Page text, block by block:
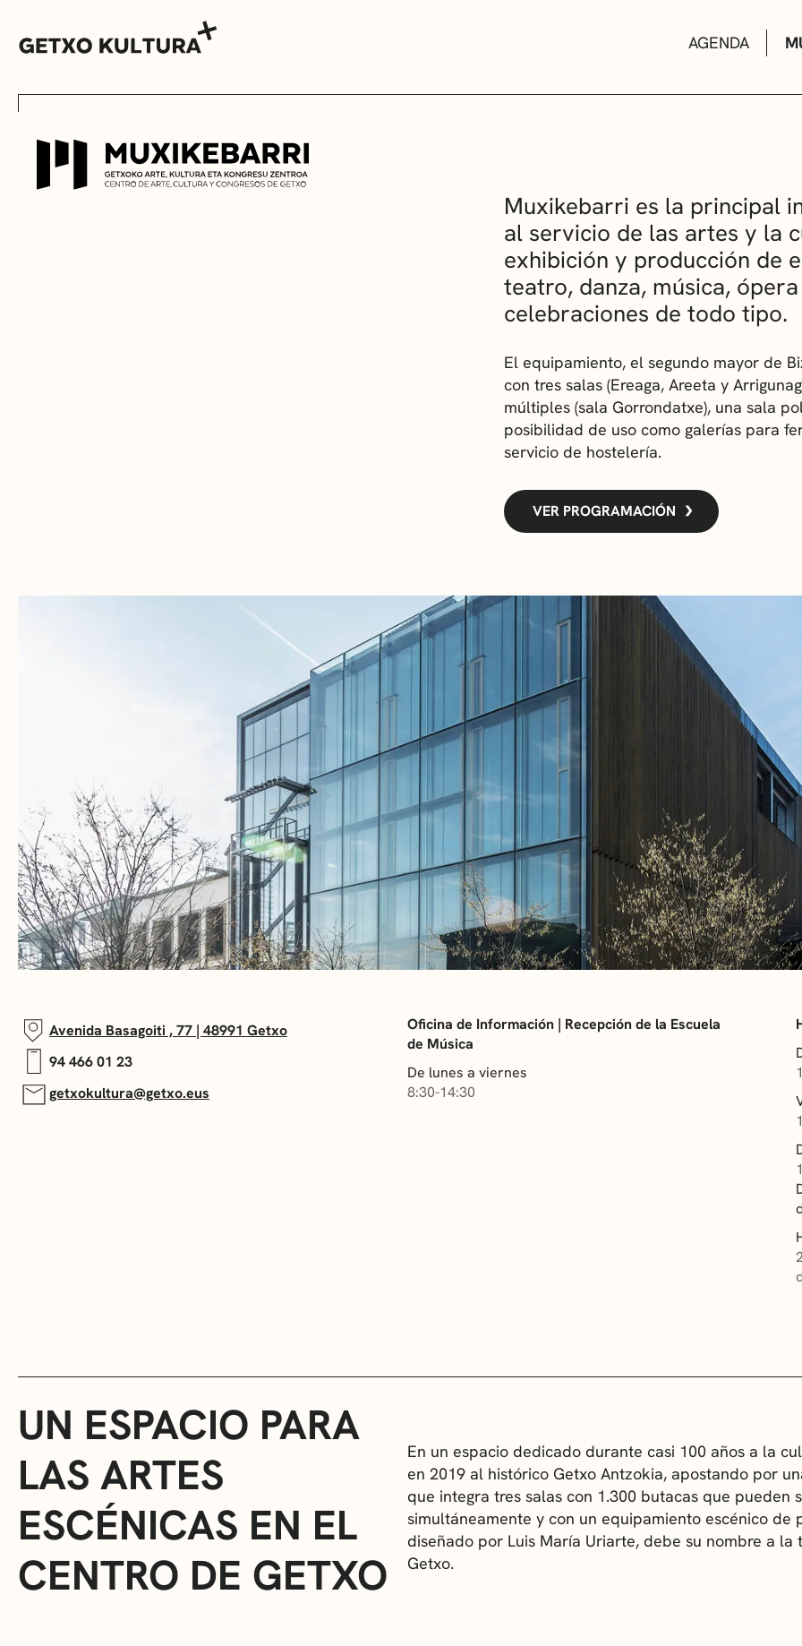
AGENDA
AGENDA
AULAS DE
BIBLIOTECAS
ESCUELA DE
NOTICIAS
GETXO
Muxikebarri es la principal
al servicio de las artes y la
exhibición y producción de
teatro, danza, música,
celebraciones de todo tipo.
El equipamiento, el segundo mayor de
con tres salas (Ereaga, Areeta y
múltiples (sala Gorrondatxe), una sala
posibilidad de uso como galerías para
servicio de hostelería.
VER PROGRAMACIÓN
Avenida Basagoiti , 77 | 48991 Getxo
94 466 01 23
getxokultura@getxo.eus
Oficina de Información | Recepción de la Escuela
de Música
De lunes a viernes
8:30-14:30
UN ESPACIO PARA
LAS ARTES
ESCÉNICAS EN EL
CENTRO DE GETXO
En un espacio dedicado durante casi 100 años a la
en 2019 al histórico Getxo Antzokia, apostando por
que integra tres salas con 1.300 butacas que pueden
simultáneamente y con un equipamiento escénico de
diseñado por Luis María Uriarte, debe su nombre a
Getxo.